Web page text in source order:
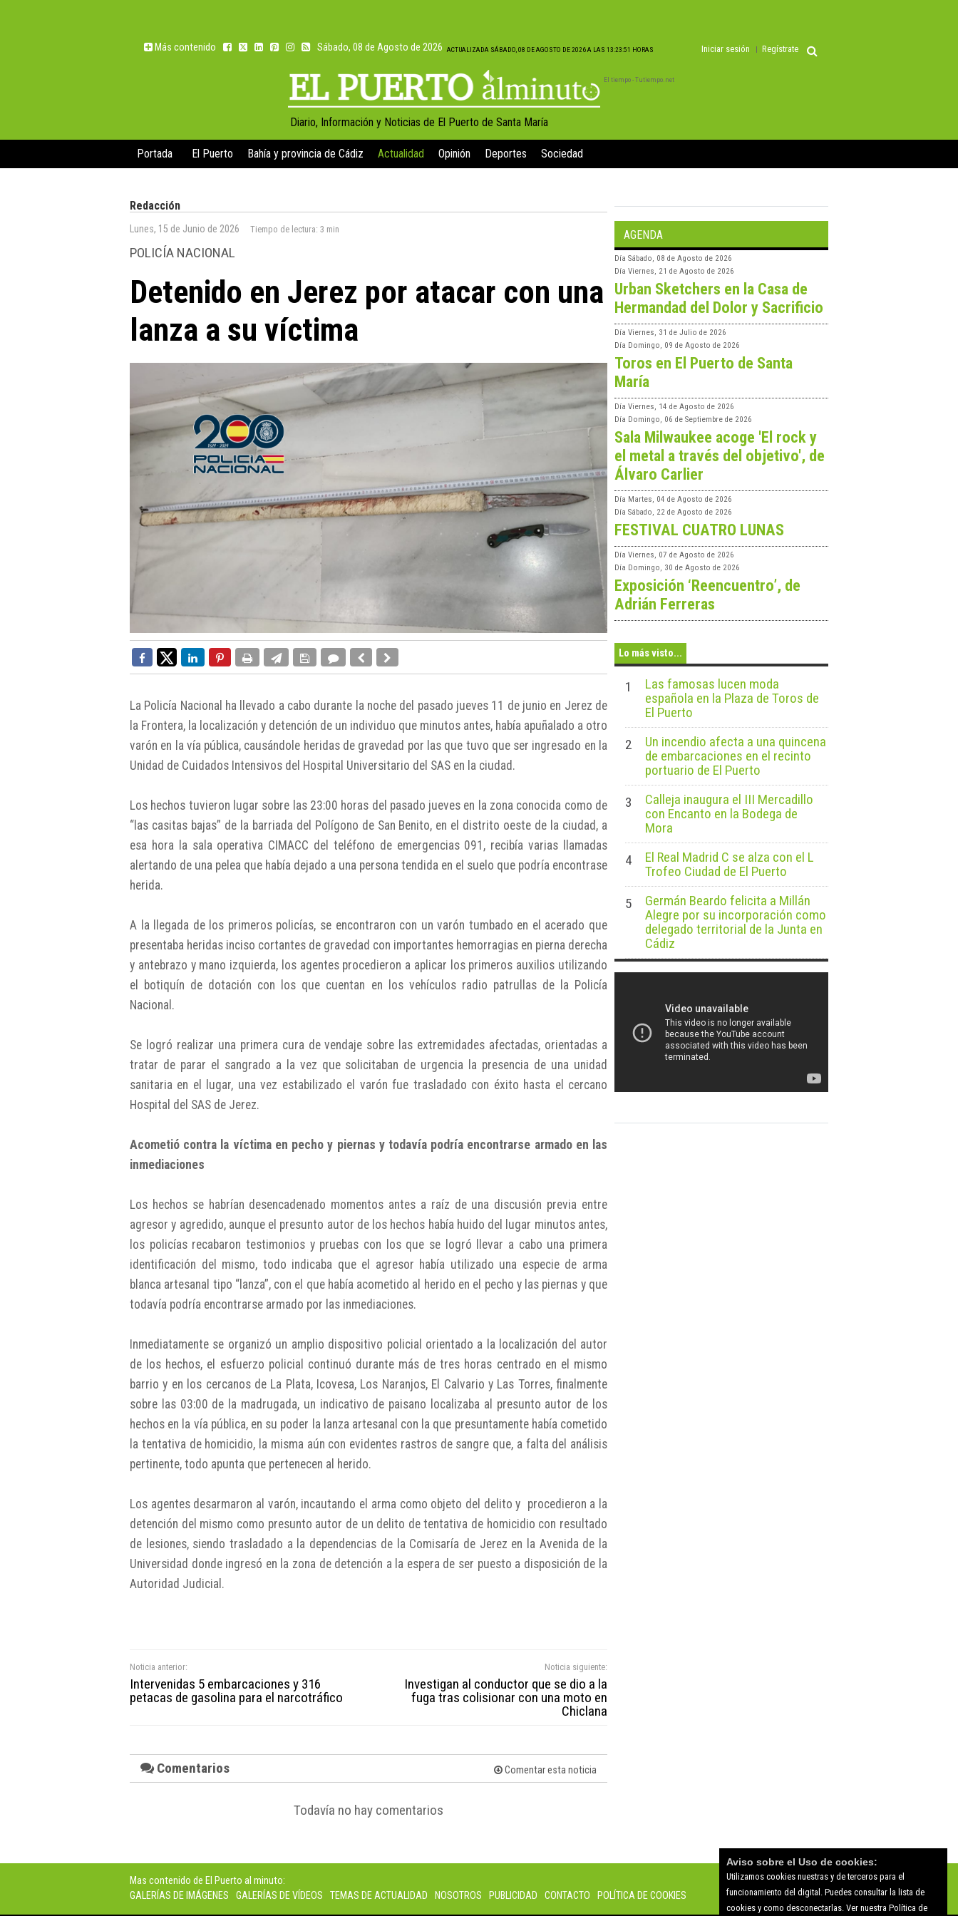
Más contenido Sábado, 08 de Agosto de 2026 ACTUALIZADA SÁBADO, 08 DE AGOSTO DE 2026 A LAS 13:23:51 HORAS Iniciar sesión Regístrate
Diario, Información y Noticias de El Puerto de Santa María
El tiempo - Tutiempo.net
Portada El Puerto Bahía y provincia de Cádiz Actualidad Opinión Deportes Sociedad
Redacción
Lunes, 15 de Junio de 2026 Tiempo de lectura: 3 min
POLICÍA NACIONAL
Detenido en Jerez por atacar con una
lanza a su víctima
La Policía Nacional ha llevado a cabo durante la noche del pasado jueves 11 de junio en Jerez de
la Frontera, la localización y detención de un individuo que minutos antes, había apuñalado a otro
varón en la vía pública, causándole heridas de gravedad por las que tuvo que ser ingresado en la
Unidad de Cuidados Intensivos del Hospital Universitario del SAS en la ciudad.
Los hechos tuvieron lugar sobre las 23:00 horas del pasado jueves en la zona conocida como de
“las casitas bajas” de la barriada del Polígono de San Benito, en el distrito oeste de la ciudad, a
esa hora la sala operativa CIMACC del teléfono de emergencias 091, recibía varias llamadas
alertando de una pelea que había dejado a una persona tendida en el suelo que podría encontrase
herida.
A la llegada de los primeros policías, se encontraron con un varón tumbado en el acerado que
presentaba heridas inciso cortantes de gravedad con importantes hemorragias en pierna derecha
y antebrazo y mano izquierda, los agentes procedieron a aplicar los primeros auxilios utilizando
el botiquín de dotación con los que cuentan en los vehículos radio patrullas de la Policía
Nacional.
Se logró realizar una primera cura de vendaje sobre las extremidades afectadas, orientadas a
tratar de parar el sangrado a la vez que solicitaban de urgencia la presencia de una unidad
sanitaria en el lugar, una vez estabilizado el varón fue trasladado con éxito hasta el cercano
Hospital del SAS de Jerez.
Acometió contra la víctima en pecho y piernas y todavía podría encontrarse armado en las
inmediaciones
Los hechos se habrían desencadenado momentos antes a raíz de una discusión previa entre
agresor y agredido, aunque el presunto autor de los hechos había huido del lugar minutos antes,
los policías recabaron testimonios y pruebas con los que se logró llevar a cabo una primera
identificación del mismo, todo indicaba que el agresor había utilizado una especie de arma
blanca artesanal tipo “lanza”, con el que había acometido al herido en el pecho y las piernas y que
todavía podría encontrarse armado por las inmediaciones.
Inmediatamente se organizó un amplio dispositivo policial orientado a la localización del autor
de los hechos, el esfuerzo policial continuó durante más de tres horas centrado en el mismo
barrio y en los cercanos de La Plata, Icovesa, Los Naranjos, El Calvario y Las Torres, finalmente
sobre las 03:00 de la madrugada, un indicativo de paisano localizaba al presunto autor de los
hechos en la vía pública, en su poder la lanza artesanal con la que presuntamente había cometido
la tentativa de homicidio, la misma aún con evidentes rastros de sangre que, a falta del análisis
pertinente, todo apunta que pertenecen al herido.
Los agentes desarmaron al varón, incautando el arma como objeto del delito y procedieron a la
detención del mismo como presunto autor de un delito de tentativa de homicidio con resultado
de lesiones, siendo trasladado a la dependencias de la Comisaría de Jerez en la Avenida de la
Universidad donde ingresó en la zona de detención a la espera de ser puesto a disposición de la
Autoridad Judicial.
Noticia anterior:
Intervenidas 5 embarcaciones y 316
petacas de gasolina para el narcotráfico
Noticia siguiente:
Investigan al conductor que se dio a la
fuga tras colisionar con una moto en
Chiclana
Comentarios Comentar esta noticia
Todavía no hay comentarios
AGENDA
Día Sábado, 08 de Agosto de 2026
Día Viernes, 21 de Agosto de 2026
Urban Sketchers en la Casa de
Hermandad del Dolor y Sacrificio
Día Viernes, 31 de Julio de 2026
Día Domingo, 09 de Agosto de 2026
Toros en El Puerto de Santa
María
Día Viernes, 14 de Agosto de 2026
Día Domingo, 06 de Septiembre de 2026
Sala Milwaukee acoge 'El rock y
el metal a través del objetivo', de
Álvaro Carlier
Día Martes, 04 de Agosto de 2026
Día Sábado, 22 de Agosto de 2026
FESTIVAL CUATRO LUNAS
Día Viernes, 07 de Agosto de 2026
Día Domingo, 30 de Agosto de 2026
Exposición ‘Reencuentro’, de
Adrián Ferreras
Lo más visto...
1
Las famosas lucen moda
española en la Plaza de Toros de
El Puerto
2
Un incendio afecta a una quincena
de embarcaciones en el recinto
portuario de El Puerto
3
Calleja inaugura el III Mercadillo
con Encanto en la Bodega de
Mora
4
El Real Madrid C se alza con el L
Trofeo Ciudad de El Puerto
5
Germán Beardo felicita a Millán
Alegre por su incorporación como
delegado territorial de la Junta en
Cádiz
Mas contenido de El Puerto al minuto:
GALERÍAS DE IMÁGENES
GALERÍAS DE VÍDEOS TEMAS DE ACTUALIDAD NOSOTROS PUBLICIDAD CONTACTO POLÍTICA DE COOKIES
Aviso sobre el Uso de cookies:
Utilizamos cookies nuestras y de terceros para el
funcionamiento del digital. Puedes consultar la lista de
cookies y como desconectarlas. Ver nuestra Política de